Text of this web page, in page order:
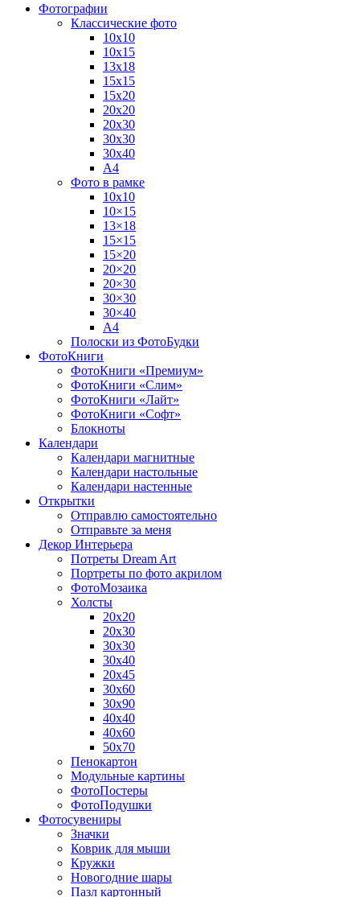
Фотографии
Классические фото
10х10
10х15
13х18
15х15
15х20
20х20
20х30
30х30
30х40
А4
Фото в рамке
10х10
10×15
13×18
15×15
15×20
20×20
20×30
30×30
30×40
A4
Полоски из ФотоБудки
ФотоКниги
ФотоКниги «Премиум»
ФотоКниги «Слим»
ФотоКниги «Лайт»
ФотоКниги «Софт»
Блокноты
Календари
Календари магнитные
Календари настольные
Календари настенные
Открытки
Отправлю самостоятельно
Отправьте за меня
Декор Интерьера
Потреты Dream Art
Портреты по фото акрилом
ФотоМозаика
Холсты
20х20
20х30
30х30
30х40
20х45
30х60
30х90
40х40
40х60
50х70
Пенокартон
Модульные картины
ФотоПостеры
ФотоПодушки
Фотоcувениры
Значки
Коврик для мыши
Кружки
Новогодние шары
Пазл картонный